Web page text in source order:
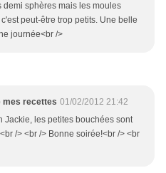
demi sphères mais les moules
peut-être trop petits. Une belle
journée<br />
mes recettes 01/02/2012 21:42
Jackie, les petites bouchées sont
/> <br /> Bonne soirée!<br /> <br